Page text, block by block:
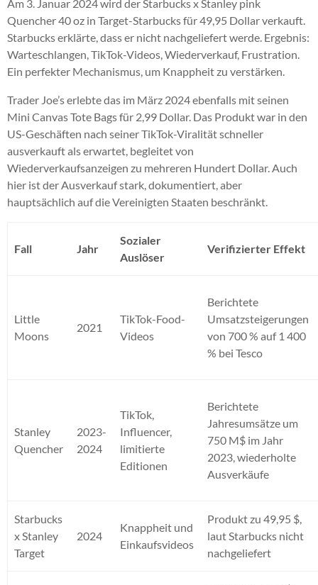
Am 3. Januar 2024 wird der Starbucks x Stanley pink
Quencher 40 oz in Target-Starbucks für 49,95 Dollar verkauft.
Starbucks erklärte, dass er nicht nachgeliefert werde. Ergebnis:
Warteschlangen, TikTok-Videos, Wiederverkauf, Frustration.
Ein perfekter Mechanismus, um Knappheit zu verstärken.
Trader Joe’s erlebte das im März 2024 ebenfalls mit seinen
Mini Canvas Tote Bags für 2,99 Dollar. Das Produkt war in den
US-Geschäften nach seiner TikTok-Viralität schneller
ausverkauft als erwartet, begleitet von
Wiederverkaufsanzeigen zu mehreren Hundert Dollar. Auch
hier ist der Ausverkauf stark, dokumentiert, aber
hauptsächlich auf die Vereinigten Staaten beschränkt.
Fall Jahr
Sozialer
Auslöser
Verifizierter Effekt
Little
Moons
2021
TikTok-Food-
Videos
Berichtete
Umsatzsteigerungen
von 700 % auf 1 400
% bei Tesco
Stanley
Quencher
2023-
2024
TikTok,
Influencer,
limitierte
Editionen
Berichtete
Jahresumsätze um
750 M$ im Jahr
2023, wiederholte
Ausverkäufe
Starbucks
x Stanley
Target
2024
Knappheit und
Einkaufsvideos
Produkt zu 49,95 $,
laut Starbucks nicht
nachgeliefert